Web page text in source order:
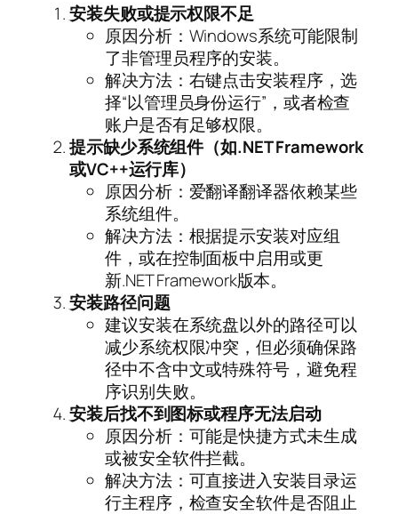
安装失败或提示权限不足
原因分析：Windows系统可能限制
了非管理员程序的安装。
解决方法：右键点击安装程序，选
择“以管理员身份运行”，或者检查
账户是否有足够权限。
提示缺少系统组件（如.NET Framework
或VC++运行库）
原因分析：爱翻译翻译器依赖某些
系统组件。
解决方法：根据提示安装对应组
件，或在控制面板中启用或更
新.NET Framework版本。
安装路径问题
建议安装在系统盘以外的路径可以
减少系统权限冲突，但必须确保路
径中不含中文或特殊符号，避免程
序识别失败。
安装后找不到图标或程序无法启动
原因分析：可能是快捷方式未生成
或被安全软件拦截。
解决方法：可直接进入安装目录运
行主程序，检查安全软件是否阻止